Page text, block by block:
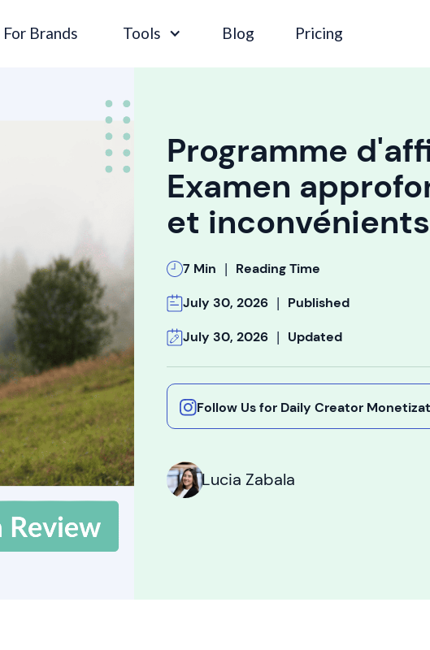
For Brands Tools Blog Pricing
Programme
Examen
et inconvénients
7 Min | Reading Time
July 30, 2026 | Published
July 30, 2026 | Updated
Follow Us for Daily Creator
Lucia Zabala